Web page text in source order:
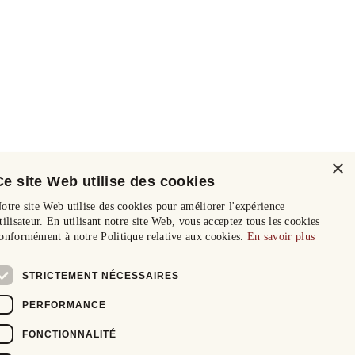
×
site Web utilise des cookies
site Web utilise des cookies pour améliorer l'expérience
En utilisant notre site Web, vous acceptez tous les cookies
à notre Politique relative aux cookies. En savoir plus
STRICTEMENT NÉCESSAIRES
PERFORMANCE
FONCTIONNALITÉ